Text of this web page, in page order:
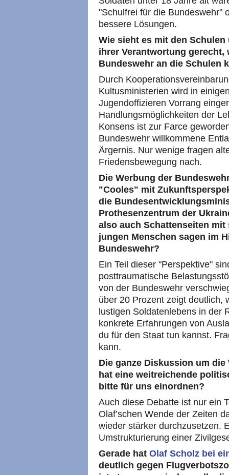
"Schulfrei für die Bundeswehr"
bessere Lösungen.
Wie sieht es mit den
ihrer Verantwortung gerecht,
Bundeswehr an die Schulen
Durch
Kultusministerien wird in
Jugendoffizieren Vorrang
Handlungsmöglichkeiten der
Konsens ist zur Farce
Bundeswehr willkommene
Ärgernis. Nur wenige fragen
Friedensbewegung nach.
Die Werbung der
"Cooles" mit
die
Prothesenzentrum der
also auch Schattenseiten
jungen Menschen sagen im
Bundeswehr?
Ein Teil dieser "Perspektive"
posttraumatische
von der Bundeswehr
über 20 Prozent zeigt deutlich,
lustigen Soldatenlebens in der
konkrete Erfahrungen von
du für den Staat tun kannst.
kann.
Die ganze Diskussion um
hat eine weitreichende
bitte für uns einordnen?
Auch diese Debatte ist nur ein
Olaf’schen Wende der Zeiten
wieder stärker durchzusetzen.
Umstrukturierung einer
Gerade hat Olaf Scholz bei
deutlich gegen